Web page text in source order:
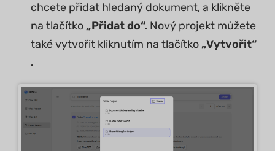
chcete přidat hledaný dokument, a klikněte
na tlačítko „Přidat do“. Nový projekt můžete
také vytvořit kliknutím na tlačítko „Vytvořit“
.